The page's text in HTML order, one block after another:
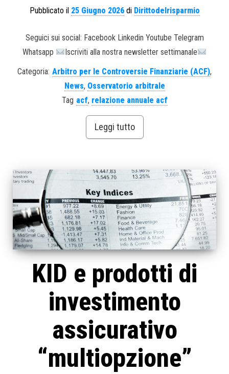
Pubblicato il 25 Giugno 2026di Dirittodelrisparmio
Seguici sui social: Facebook Linkedin Youtube Telegram
Whatsapp
Iscriviti alla nostra newsletter settimanale
Categoria: Arbitro per le Controversie Finanziarie (ACF),
News, Osservatorio arbitrale
Tag acf, relazione annuale acf
Leggi tutto
KID e prodotti di
investimento
assicurativo
“multiopzione”